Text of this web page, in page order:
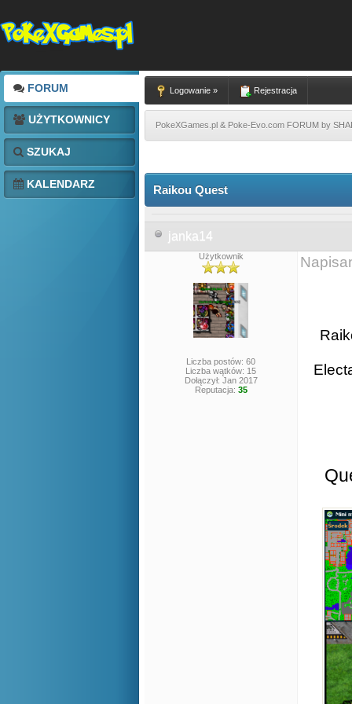
FORUM
UŻYTKOWNICY
SZUKAJ
KALENDARZ
Logowanie » Rejestracja
PokeXGames.pl & Poke-Evo.com FORUM by
Raikou Quest
janka14
Użytkownik
Liczba postów: 60
Liczba wątków: 15
Dołączył: Jan 2017
Reputacja: 35